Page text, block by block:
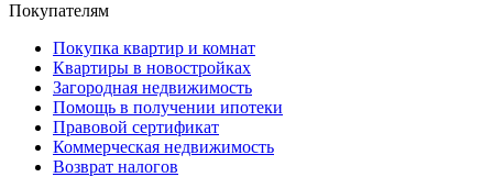
Покупателям
Покупка квартир и комнат
Квартиры в новостройках
Загородная недвижимость
Помощь в получении ипотеки
Правовой сертификат
Коммерческая недвижимость
Возврат налогов